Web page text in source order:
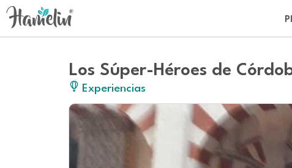
Los Súper-Héroes de
Experiencias